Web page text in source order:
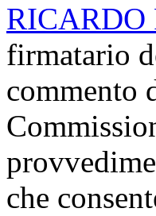
firmatario
commento
che